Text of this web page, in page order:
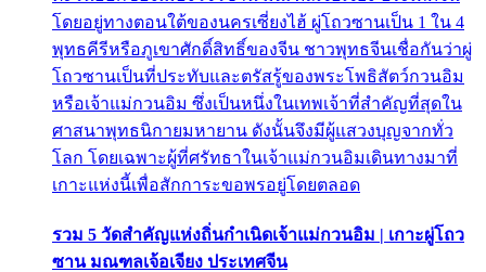
โดยอยู่ทางตอนใต้ของนครเซี่ยงไฮ้ ผู่โถวซานเป็น 1 ใน 4
พุทธคีรีหรือภูเขาศักดิ์สิทธิ์ของจีน ชาวพุทธจีนเชื่อกันว่าผู่
โถวซานเป็นที่ประทับและตรัสรู้ของพระโพธิสัตว์กวนอิม
หรือเจ้าแม่กวนอิม ซึ่งเป็นหนึ่งในเทพเจ้าที่สำคัญที่สุดใน
ศาสนาพุทธนิกายมหายาน ดังนั้นจึงมีผู้แสวงบุญจากทั่ว
โลก โดยเฉพาะผู้ที่ศรัทธาในเจ้าแม่กวนอิมเดินทางมาที่
เกาะแห่งนี้เพื่อสักการะขอพรอยู่โดยตลอด
รวม 5 วัดสำคัญแห่งถิ่นกำเนิดเจ้าแม่กวนอิม | เกาะผู่โถว
ซาน มณฑลเจ้อเจียง ประเทศจีน